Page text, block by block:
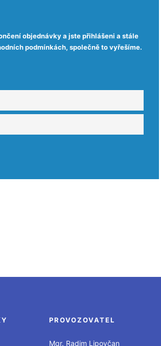
objednávky a jste přihlášeni a stále
podmínkách, společně to vyřešíme.
PROVOZOVATEL
Mgr. Radim Lipovčan